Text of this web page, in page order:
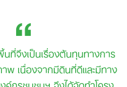
ที่จึงเป็นเรื่องต้นทุนทางการ
พ เนื่องจากมีดินที่ดีและมีทาง